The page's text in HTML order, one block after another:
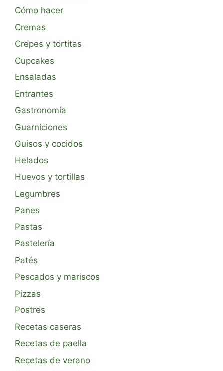
Cómo hacer
Cremas
Crepes y tortitas
Cupcakes
Ensaladas
Entrantes
Gastronomía
Guarniciones
Guisos y cocidos
Helados
Huevos y tortillas
Legumbres
Panes
Pastas
Pastelería
Patés
Pescados y mariscos
Pizzas
Postres
Recetas caseras
Recetas de paella
Recetas de verano